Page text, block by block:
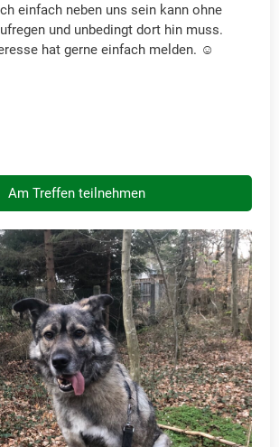
einfach neben uns sein kann ohne
und unbedingt dort hin muss.
hat gerne einfach melden. ☺️
Am Treffen teilnehmen